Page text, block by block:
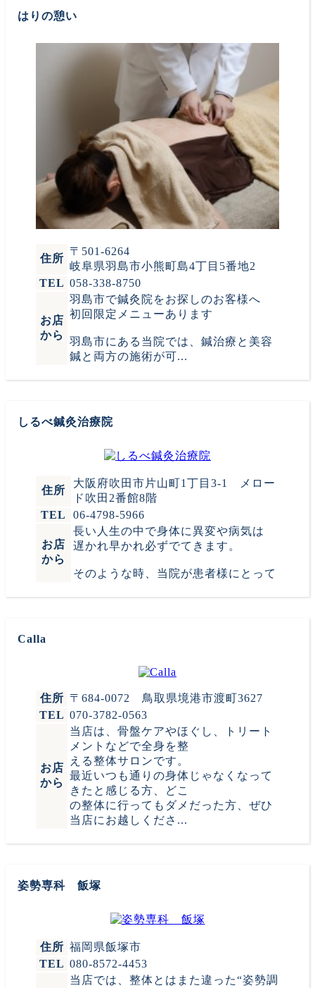
はりの憩い
住所
〒501-6264
岐阜県羽島市小熊町島4丁目5番地2
TEL 058-338-8750
お店
から
羽島市で鍼灸院をお探しのお客様へ
初回限定メニューあります
羽島市にある当院では、鍼治療と美容
鍼と両方の施術が可...
しるべ鍼灸治療院
住所
大阪府吹田市片山町1丁目3-1 メロー
ド吹田2番館8階
TEL
06‐4798‐5966
お店
から
長い人生の中で身体に異変や病気は
遅かれ早かれ必ずでてきます。
そのような時、当院が患者様にとって
Calla
住所 〒684-0072 鳥取県境港市渡町3627
TEL 070-3782-0563
お店
から
当店は、骨盤ケアやほぐし、トリート
メントなどで全身を整
える整体サロンです。
最近いつも通りの身体じゃなくなって
きたと感じる方、どこ
の整体に行ってもダメだった方、ぜひ
当店にお越しくださ...
姿勢専科 飯塚
住所 福岡県飯塚市
TEL 080-8572-4453
当店では、整体とはまた違った“姿勢調